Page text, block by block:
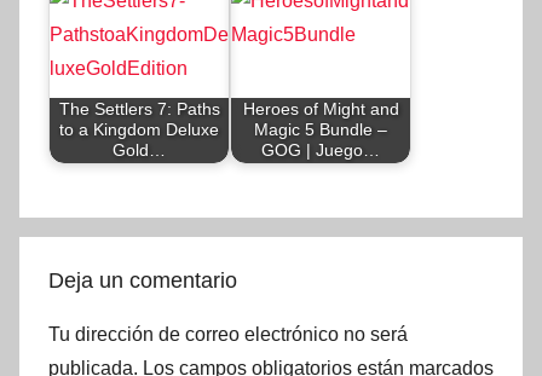
The Settlers 7: Paths
to a Kingdom Deluxe
Gold…
Heroes of Might and
Magic 5 Bundle –
GOG | Juego…
Deja un comentario
Tu dirección de correo electrónico no será
publicada. Los campos obligatorios están marcados